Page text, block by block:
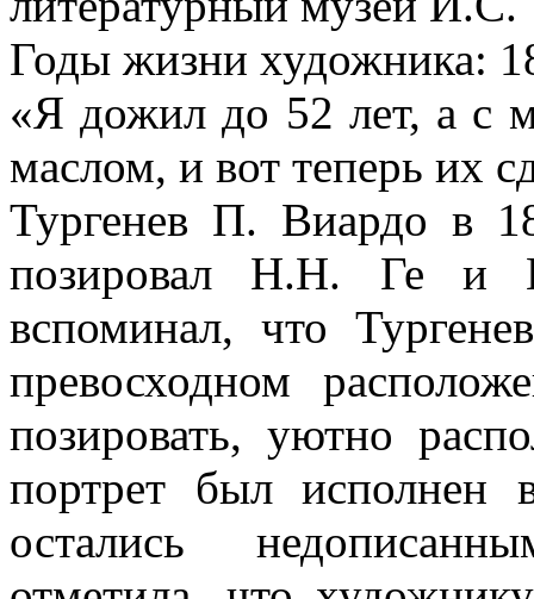
Годы жизни художника:
«Я дожил до 52 лет, а с
маслом, и вот теперь их
Тургенев П. Виардо в
позировал Н.Н. Ге и
вспоминал, что
превосходном
позировать, уютно
портрет был исполнен
остались